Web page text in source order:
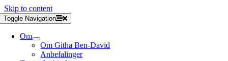
Skip to content
Toggle Navigation
Om
Om Githa Ben-David
Anbefalinger